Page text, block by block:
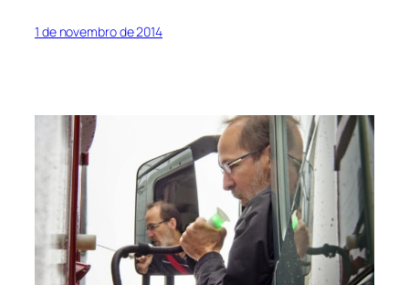
1 de novembro de 2014